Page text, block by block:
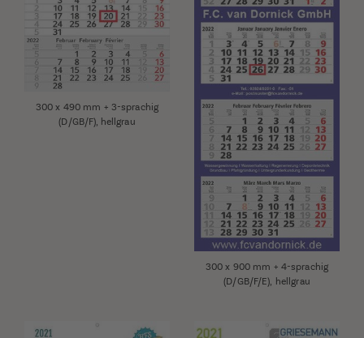
300 x 490 mm + 3-sprachig
(D/GB/F), hellgrau
300 x 900 mm + 4-sprachig
(D/GB/F/E), hellgrau